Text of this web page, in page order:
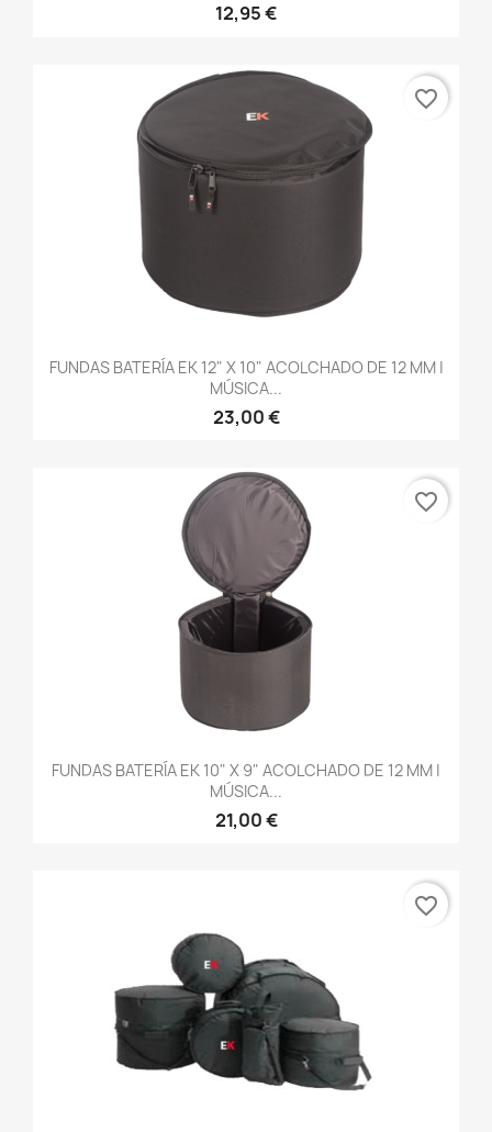
12,95 €
FUNDAS BATERÍA EK 12" X 10" ACOLCHADO DE 12 MM |
MÚSICA...
23,00 €
favorite_border
FUNDAS BATERÍA EK 10" X 9" ACOLCHADO DE 12 MM |
MÚSICA...
21,00 €
favorite_border
favorite_border